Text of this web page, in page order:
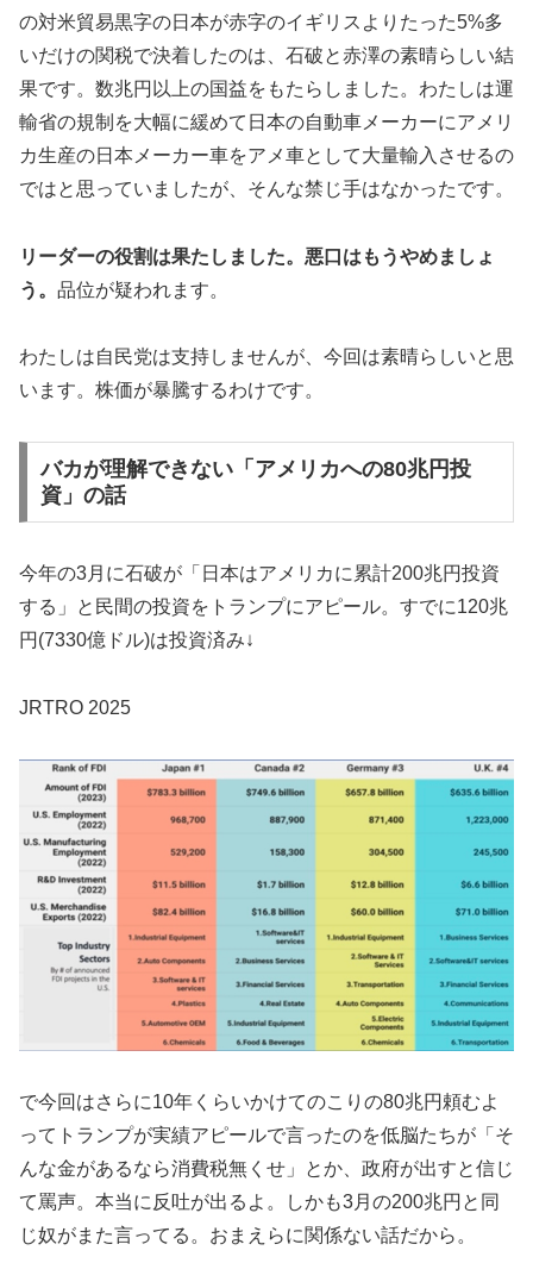
の対米貿易黒字の日本が赤字のイギリスよりたった5%多
いだけの関税で決着したのは、石破と赤澤の素晴らしい結
果です。数兆円以上の国益をもたらしました。わたしは運
輸省の規制を大幅に緩めて日本の自動車メーカーにアメリ
カ生産の日本メーカー車をアメ車として大量輸入させるの
ではと思っていましたが、そんな禁じ手はなかったです。
リーダーの役割は果たしました。悪口はもうやめましょ
う。 品位が疑われます。
わたしは自民党は支持しませんが、今回は素晴らしいと思
います。株価が暴騰するわけです。
バカが理解できない「アメリカへの80兆円投
資」の話
今年の3月に石破が「日本はアメリカに累計200兆円投資
する」と民間の投資をトランプにアピール。すでに120兆
円(7330億ドル)は投資済み↓
JRTRO 2025
で今回はさらに10年くらいかけてのこりの80兆円頼むよ
ってトランプが実績アピールで言ったのを低脳たちが「そ
んな金があるなら消費税無くせ」とか、政府が出すと信じ
て罵声。本当に反吐が出るよ。しかも3月の200兆円と同
じ奴がまた言ってる。おまえらに関係ない話だから。